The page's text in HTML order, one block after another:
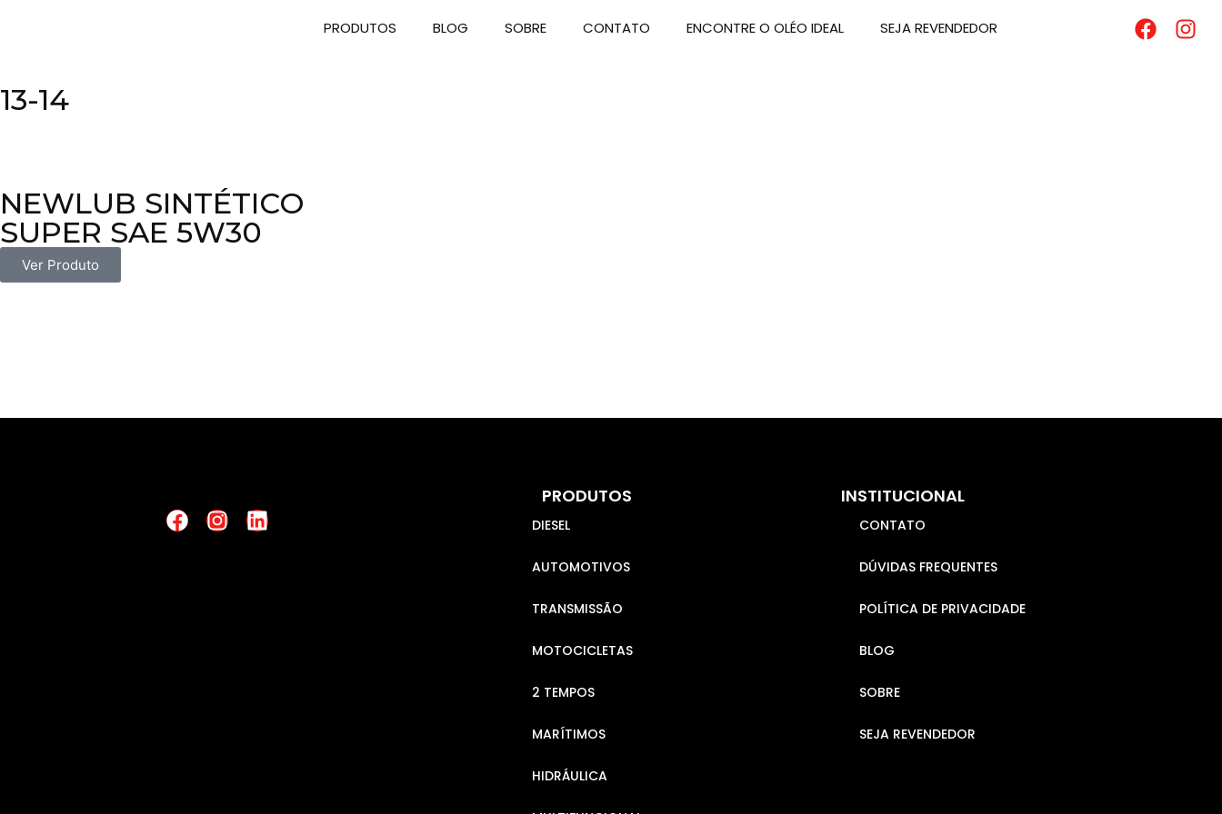
PRODUTOS BLOG SOBRE CONTATO ENCONTRE O OLÉO IDEAL SEJA REVENDEDOR
13-14
NEWLUB SINTÉTICO
SUPER SAE 5W30
Ver Produto
PRODUTOS
DIESEL
AUTOMOTIVOS
TRANSMISSÃO
MOTOCICLETAS
2 TEMPOS
MARÍTIMOS
HIDRÁULICA
INSTITUCIONAL
CONTATO
DÚVIDAS FREQUENTES
POLÍTICA DE PRIVACIDADE
BLOG
SOBRE
SEJA REVENDEDOR